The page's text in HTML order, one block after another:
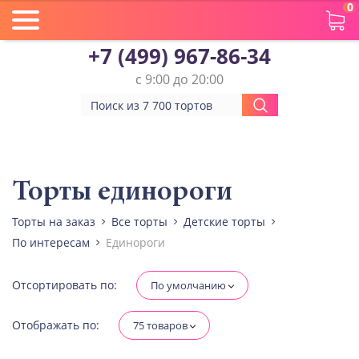
0
+7 (499) 967-86-34
с 9:00 до 20:00
Количество ярусов
При выборе яруса вес изменится
Разные начинки для ярусов
Торты единороги
Торты на заказ Все торты
Детские торты
По интересам
Единороги
Отсортировать по: По умолчанию
Отображать по: 75 товаров